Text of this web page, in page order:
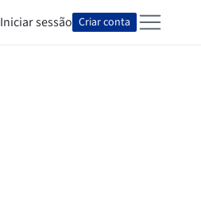
Iniciar sessão Criar conta